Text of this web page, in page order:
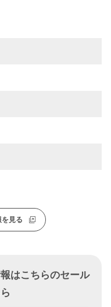
見る
はこちらのセール